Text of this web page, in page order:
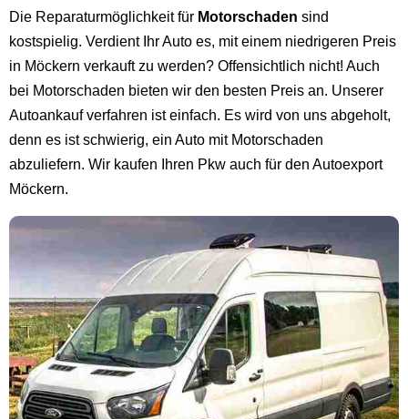
Die Reparaturmöglichkeit für Motorschaden sind
kostspielig. Verdient Ihr Auto es, mit einem niedrigeren Preis
in Möckern verkauft zu werden? Offensichtlich nicht! Auch
bei Motorschaden bieten wir den besten Preis an. Unserer
Autoankauf verfahren ist einfach. Es wird von uns abgeholt,
denn es ist schwierig, ein Auto mit Motorschaden
abzuliefern. Wir kaufen Ihren Pkw auch für den Autoexport
Möckern.